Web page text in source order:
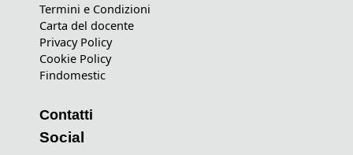
Termini e Condizioni
Carta del docente
Privacy Policy
Cookie Policy
Findomestic
Contatti
Social